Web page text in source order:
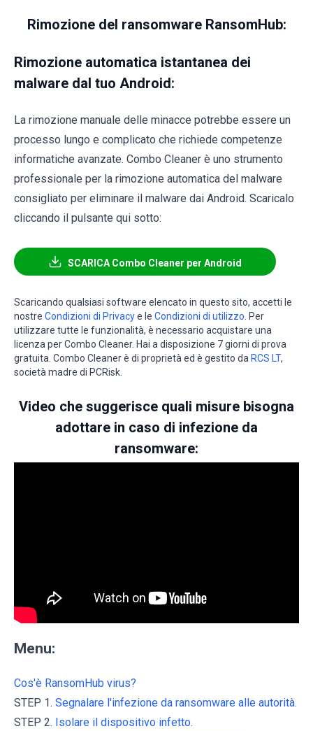
Rimozione del ransomware RansomHub:
Rimozione automatica istantanea dei
malware dal tuo Android:
La rimozione manuale delle minacce potrebbe essere un
processo lungo e complicato che richiede competenze
informatiche avanzate. Combo Cleaner è uno strumento
professionale per la rimozione automatica del malware
consigliato per eliminare il malware dai Android. Scaricalo
cliccando il pulsante qui sotto:
SCARICA Combo Cleaner per Android
Scaricando qualsiasi software elencato in questo sito, accetti le
nostre Condizioni di Privacye le Condizioni di utilizzo . Per
utilizzare tutte le funzionalità, è necessario acquistare una
licenza per Combo Cleaner. Hai a disposizione 7 giorni di prova
gratuita. Combo Cleaner è di proprietà ed è gestito da RCS LT,
società madre di PCRisk.
Video che suggerisce quali misure bisogna
adottare in caso di infezione da
ransomware:
Menu:
Cos'è RansomHub virus?
STEP 1. Segnalare l'infezione da ransomware alle autorità.
STEP 2. Isolare il dispositivo infetto.